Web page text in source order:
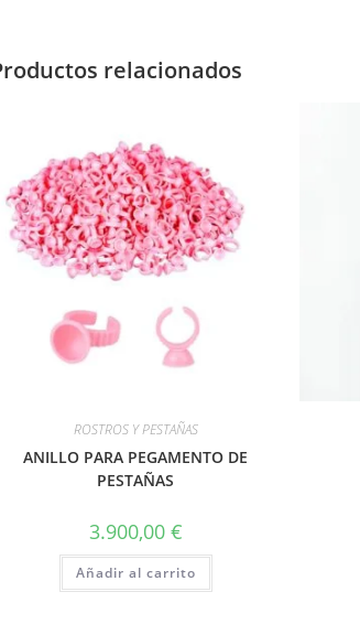
relacionados
ROSTROS Y PESTAÑAS
ANILLO PARA PEGAMENTO DE
PESTAÑAS
3.900,00 €
Añadir al carrito